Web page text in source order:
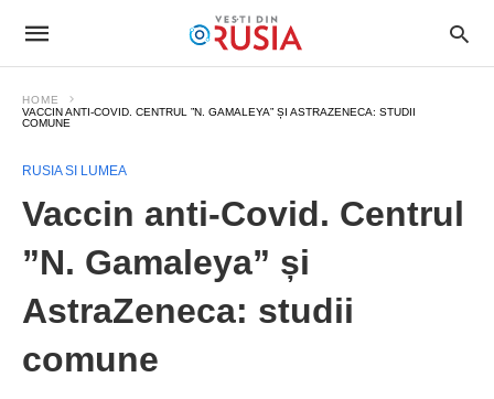
HOME
VACCIN ANTI-COVID. CENTRUL ”N. GAMALEYA” ȘI ASTRAZENECA: STUDII
COMUNE
RUSIA SI LUMEA
Vaccin anti-Covid. Centrul
”N. Gamaleya” și
AstraZeneca: studii
comune